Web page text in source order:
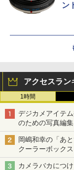
ン
アクセスラン
1時間
デジカメアイテ
のための写真編
る「Filmator」
岡嶋和幸の「あ
クーラーボック
カメラバカにつ